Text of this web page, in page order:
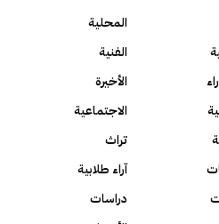
المحلية
الفنية
الأخيرة
الاجتماعية
تراث
آراء طلابية
دراسات